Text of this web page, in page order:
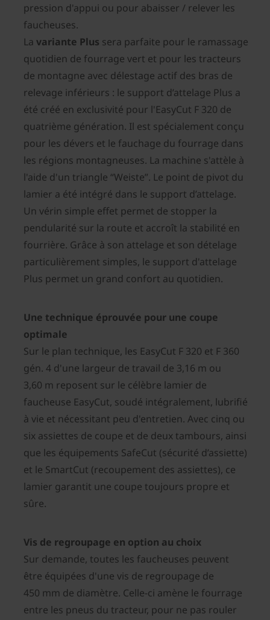
pression d'appui ou pour abaisser / relever les
faucheuses.
La variante Plus sera parfaite pour le ramassage
quotidien de fourrage vert et pour les tracteurs
de montagne avec délestage actif des bras de
relevage inférieurs : le support d’attelage Plus a
été créé en exclusivité pour l'EasyCut F 320 de
quatrième génération. Il est spécialement conçu
pour les dévers et le fauchage du fourrage dans
les régions montagneuses. La machine s'attèle à
l'aide d'un triangle “Weiste”. Le point de pivot du
lamier a été intégré dans le support d’attelage.
Un vérin simple effet permet de stopper la
pendularité sur la route et accroît la stabilité en
fourrière. Grâce à son attelage et son dételage
particulièrement simples, le support d'attelage
Plus permet un grand confort au quotidien.
Une technique éprouvée pour une coupe
optimale
Sur le plan technique, les EasyCut F 320 et F 360
gén. 4 d'une largeur de travail de 3,16 m ou
3,60 m reposent sur le célèbre lamier de
faucheuse EasyCut, soudé intégralement, lubrifié
à vie et nécessitant peu d'entretien. Avec cinq ou
six assiettes de coupe et de deux tambours, ainsi
que les équipements SafeCut (sécurité d’assiette)
et le SmartCut (recoupement des assiettes), ce
lamier garantit une coupe toujours propre et
sûre.
Vis de regroupage en option au choix
Sur demande, toutes les faucheuses peuvent
être équipées d'une vis de regroupage de
450 mm de diamètre. Celle-ci amène le fourrage
entre les pneus du tracteur, pour ne pas rouler